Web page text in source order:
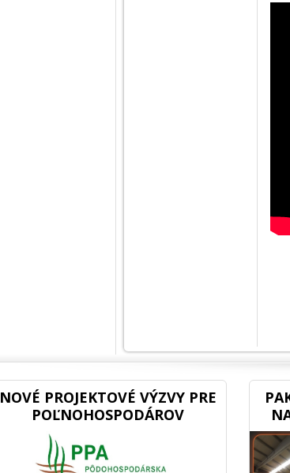
NOVÉ PROJEKTOVÉ VÝZVY PRE
POĽNOHOSPODÁROV